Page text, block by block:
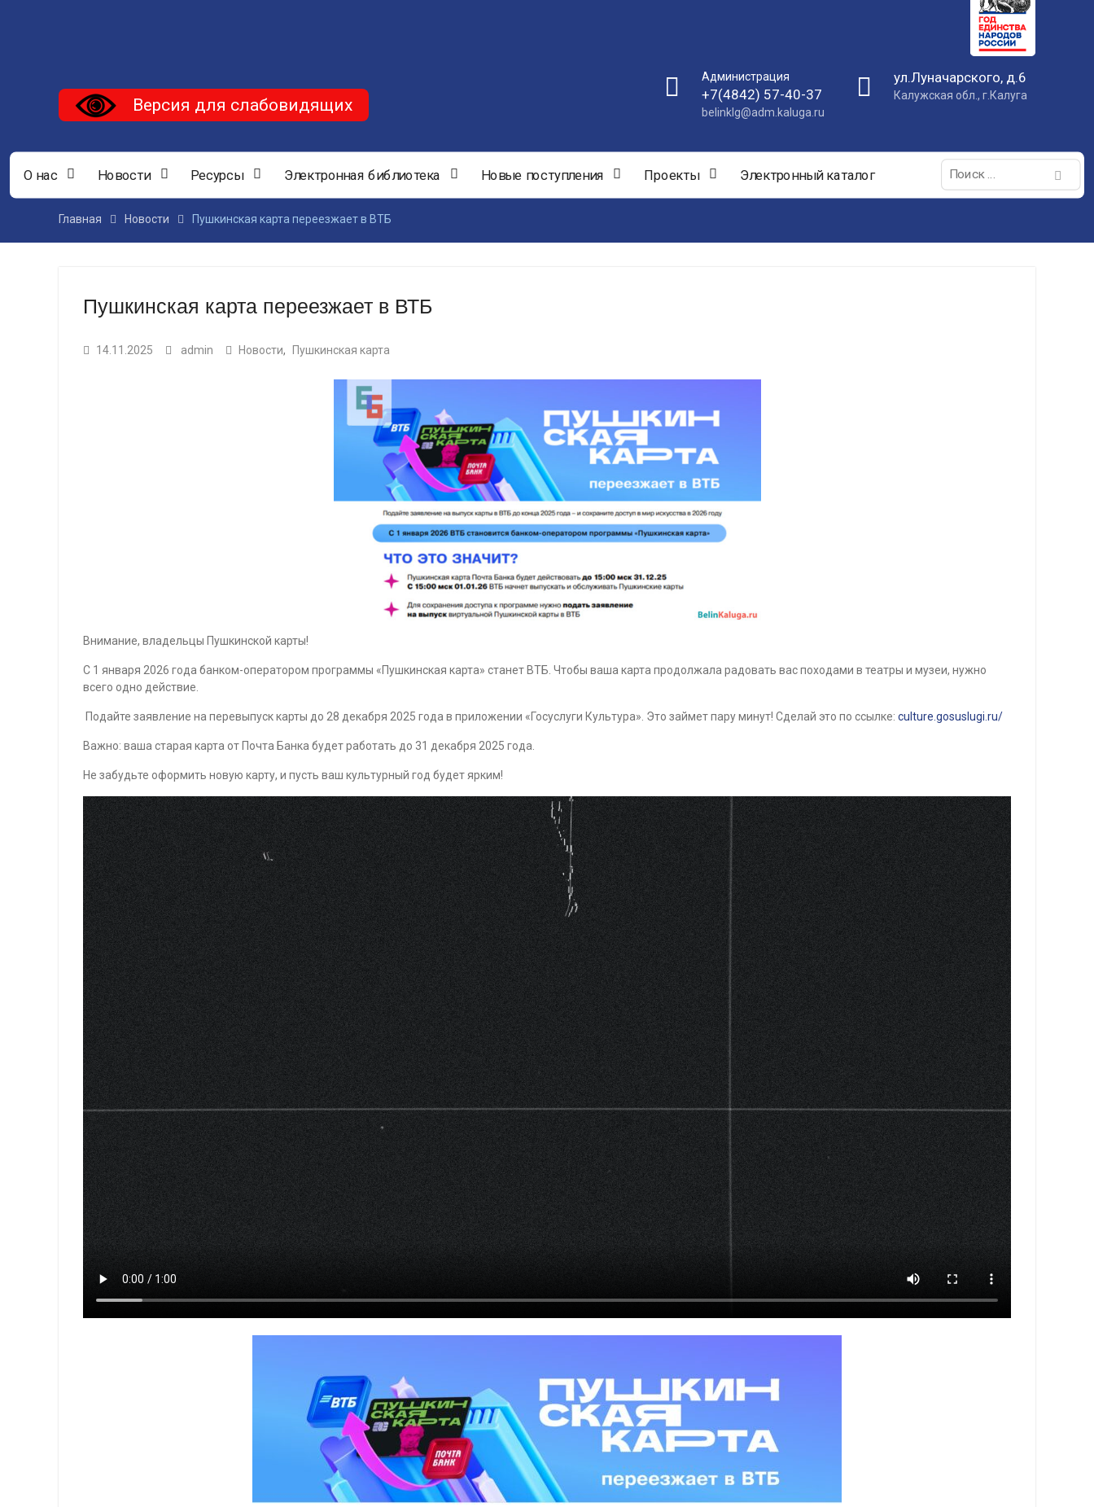
Администрация
+7(4842) 57-40-37
belinklg@adm.kaluga.ru
ул.Луначарского, д.6
Калужская обл., г.Калуга
Версия для слабовидящих
О нас Новости Ресурсы Электронная библиотека Новые поступления Проекты Электронный каталог
Поиск:
Главная Новости Пушкинская карта переезжает в ВТБ
Пушкинская карта переезжает в ВТБ
14.11.2025 admin Новости, Пушкинская карта
Внимание, владельцы Пушкинской карты!
С 1 января 2026 года банком-оператором программы «Пушкинская карта» станет ВТБ. Чтобы ваша карта продолжала радовать вас походами в театры и музеи, нужно
всего одно действие.
Подайте заявление на перевыпуск карты до 28 декабря 2025 года в приложении «Госуслуги Культура». Это займет пару минут! Сделай это по ссылке: culture.gosuslugi.ru/
Важно: ваша старая карта от Почта Банка будет работать до 31 декабря 2025 года.
Не забудьте оформить новую карту, и пусть ваш культурный год будет ярким!